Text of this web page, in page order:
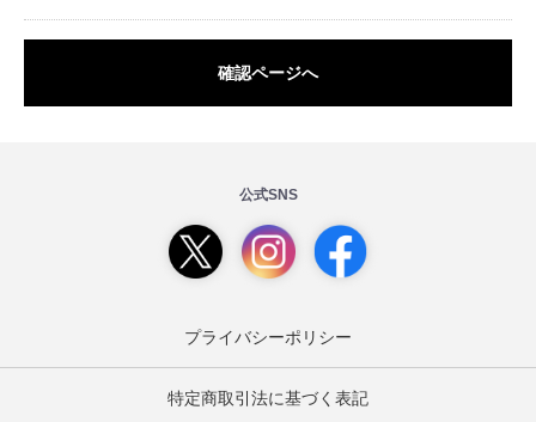
確認ページへ
公式SNS
プライバシーポリシー
特定商取引法に基づく表記